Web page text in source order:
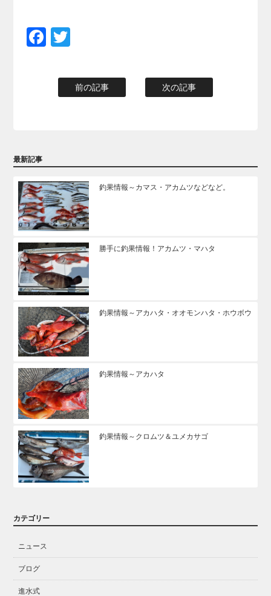
Facebook
前の記事 次の記事
最新記事
釣果情報～カマス・アカムツなどなど。
勝手に釣果情報！アカムツ・マハタ
釣果情報～アカハタ・オオモンハタ・ホウボウ
釣果情報～アカハタ
釣果情報～クロムツ＆ユメカサゴ
カテゴリー
ニュース
ブログ
進水式